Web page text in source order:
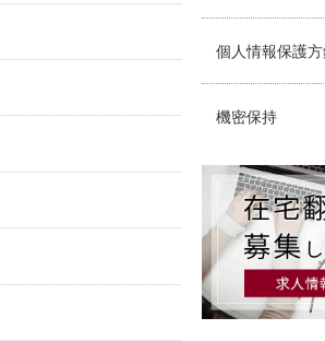
個人情報保護
機密保持